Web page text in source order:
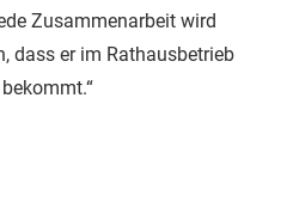
Zusammenarbeit wird
dass er im Rathausbetrieb